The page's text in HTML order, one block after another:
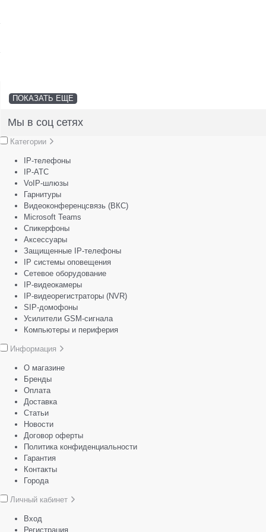
ПОКАЗАТЬ ЕЩЕ
Мы в соц сетях
Категории
IP-телефоны
IP-АТС
VoIP-шлюзы
Гарнитуры
Видеоконференцсвязь (ВКС)
Microsoft Teams
Спикерфоны
Аксессуары
Защищенные IP-телефоны
IP системы оповещения
Сетевое оборудование
IP-видеокамеры
IP-видеорегистраторы (NVR)
SIP-домофоны
Усилители GSM-сигнала
Компьютеры и периферия
Информация
О магазине
Бренды
Оплата
Доставка
Статьи
Новости
Договор оферты
Политика конфиденциальности
Гарантия
Контакты
Города
Личный кабинет
Вход
Регистрация